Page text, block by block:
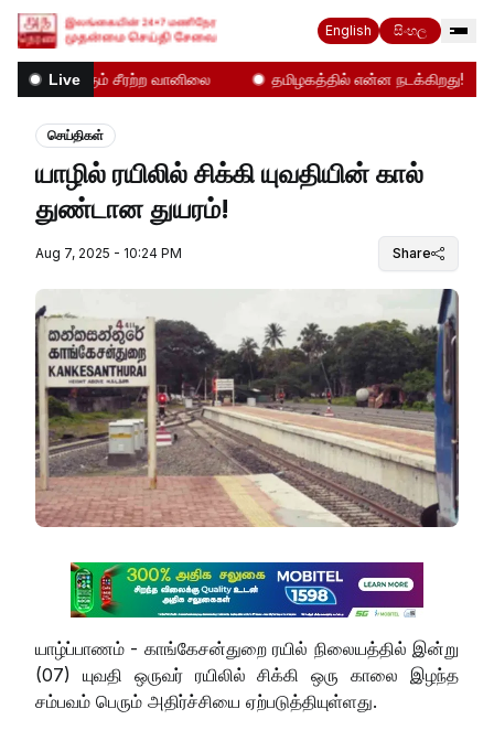
English සිංහල
Live
உலுக்கும் சீரற்ற வானிலை தமிழகத்தில் என்ன நடக்கிறது!
செய்திகள்
யாழில் ரயிலில் சிக்கி யுவதியின் கால்
துண்டான துயரம்!
Aug 7, 2025 - 10:24 PM Share
யாழ்ப்பாணம் - காங்கேசன்துறை ரயில் நிலையத்தில் இன்று
(07) யுவதி ஒருவர் ரயிலில் சிக்கி ஒரு காலை இழந்த
சம்பவம் பெரும் அதிர்ச்சியை ஏற்படுத்தியுள்ளது.